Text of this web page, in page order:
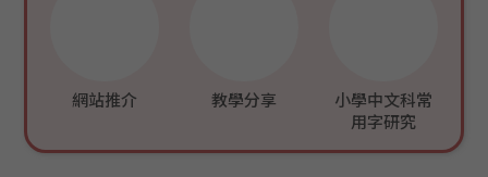
網站推介 教學分享
小學中文科常
用字研究